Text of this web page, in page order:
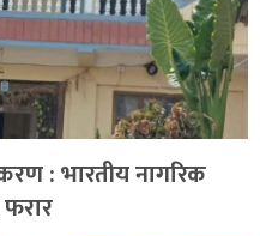
: भारतीय नागरिक